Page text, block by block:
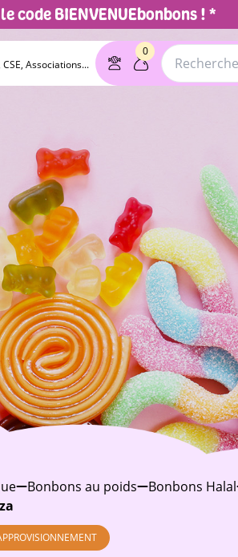
code BIENVENUEbonbons ! *
Associations...
0
Bonbons au poids
Bonbons Halal